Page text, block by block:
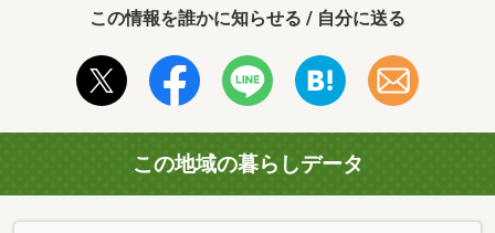
この情報を誰かに知らせる / 自分に送る
この地域の暮らしデータ